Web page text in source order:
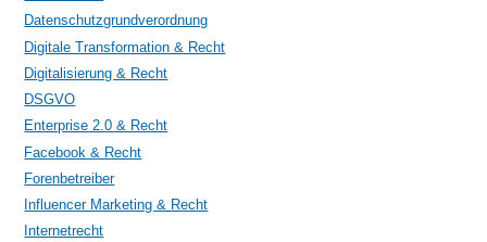
Datenschutzgrundverordnung
Digitale Transformation & Recht
Digitalisierung & Recht
DSGVO
Enterprise 2.0 & Recht
Facebook & Recht
Forenbetreiber
Influencer Marketing & Recht
Internetrecht